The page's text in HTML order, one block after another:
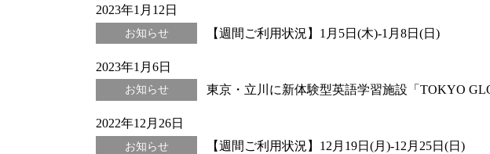
2023年1月12日
お知らせ 【週間ご利用状況】1月5日(木)-1月8日(日)
2023年1月6日
お知らせ 東京・立川に新体験型英語学習施設「TOKYO
2022年12月26日
お知らせ 【週間ご利用状況】12月19日(月)-12月25日(日)